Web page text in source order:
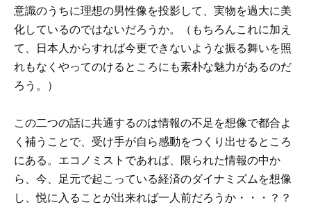
意識のうちに理想の男性像を投影して、実物を過大に美
化しているのではないだろうか。（もちろんこれに加え
て、日本人からすれば今更できないような振る舞いを照
れもなくやってのけるところにも素朴な魅力があるのだ
ろう。）
この二つの話に共通するのは情報の不足を想像で都合よ
く補うことで、受け手が自ら感動をつくり出せるところ
にある。エコノミストであれば、限られた情報の中か
ら、今、足元で起こっている経済のダイナミズムを想像
し、悦に入ることが出来れば一人前だろうか・・・？？